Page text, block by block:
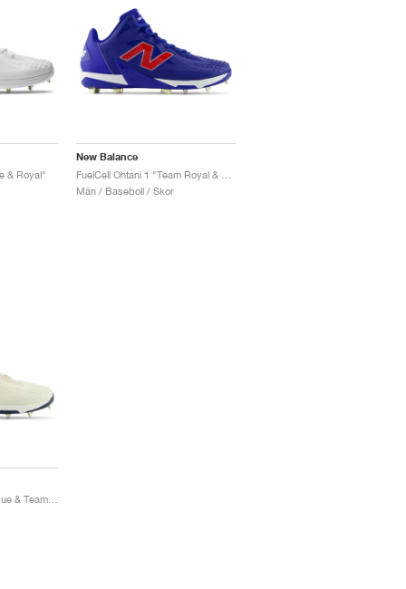
& Royal"
New Balance
Män / Baseboll / Skor
FuelCell Ohtani 1 "Bisque & Team Navy"